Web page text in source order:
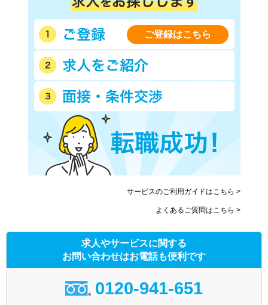
ご登録はこちら
サービスのご利用ガイドはこちら >
よくあるご質問はこちら >
求人やサービスに関する
お問い合わせはお電話も便利です
0120-941-651